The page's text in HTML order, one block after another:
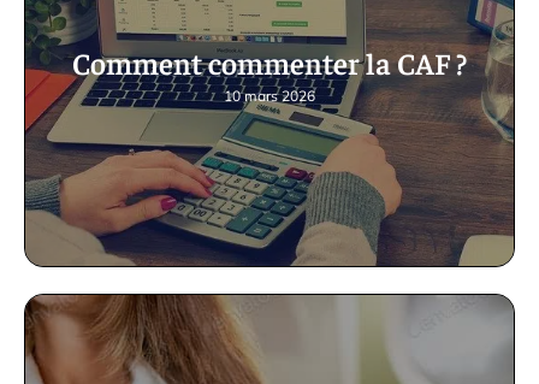
Comment commenter la CAF ?
10 mars 2026